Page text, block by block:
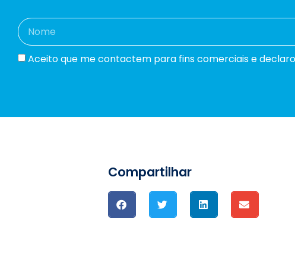
Aceito que me contactem para fins comerciais e
Compartilhar